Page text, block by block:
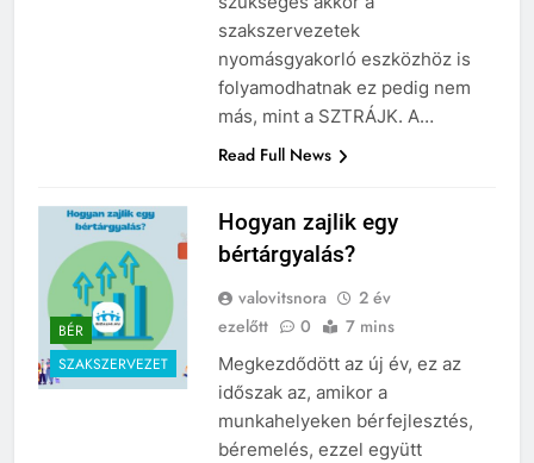
szakszervezetek
nyomásgyakorló eszközhöz is
folyamodhatnak ez pedig nem
más, mint a SZTRÁJK. A…
Read Full News
BÉR
SZAKSZERVEZET
Hogyan zajlik egy
bértárgyalás?
valovitsnora
2 év
ezelőtt
0 7 mins
Megkezdődött az új év, ez az
időszak az, amikor a
munkahelyeken bérfejlesztés,
béremelés, ezzel együtt